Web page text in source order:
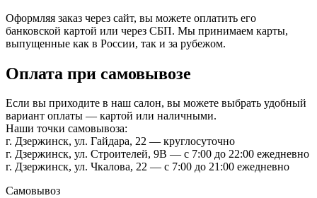
Оформляя заказ через сайт, вы можете оплатить его
банковской картой или через СБП. Мы принимаем карты,
выпущенные как в России, так и за рубежом.
Оплата при самовывозе
Если вы приходите в наш салон, вы можете выбрать удобный
вариант оплаты — картой или наличными.
Наши точки самовывоза:
г. Дзержинск, ул. Гайдара, 22 — круглосуточно
г. Дзержинск, ул. Строителей, 9В — с 7:00 до 22:00 ежедневно
г. Дзержинск, ул. Чкалова, 22 — с 7:00 до 21:00 ежедневно
Самовывоз